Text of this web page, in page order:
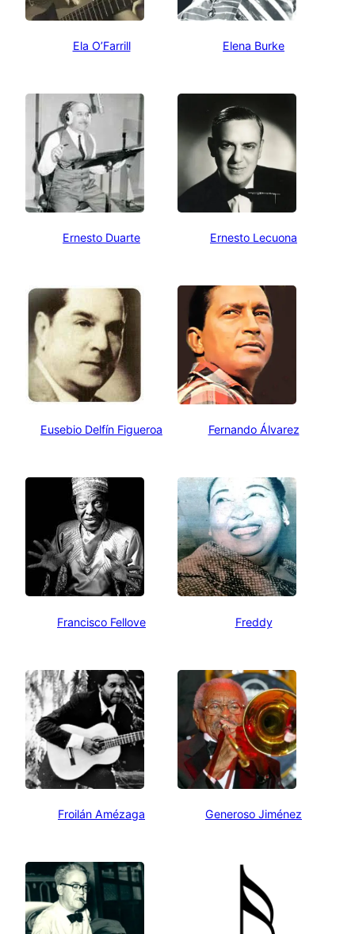
Ela O’Farrill Elena Burke
Ernesto Duarte Ernesto Lecuona
Eusebio Delfín Figueroa Fernando Álvarez
Francisco Fellove Freddy
Froilán Amézaga Generoso Jiménez